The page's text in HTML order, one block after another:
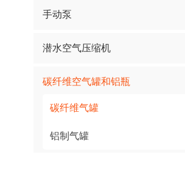
手动泵
潜水空气压缩机
碳纤维空气罐和铝瓶
碳纤维气罐
铝制气罐